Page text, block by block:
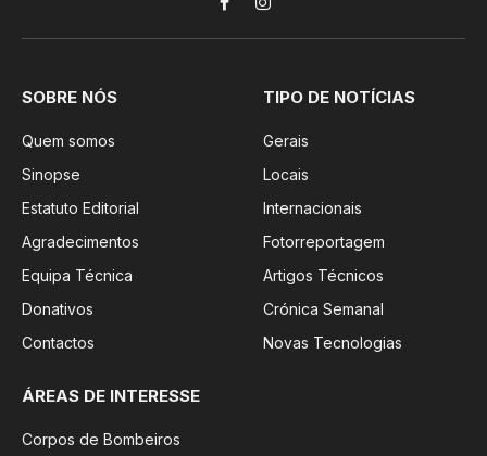
FacebookInstagram
SOBRE NÓS
Quem somos
Sinopse
Estatuto Editorial
Agradecimentos
Equipa Técnica
Donativos
Contactos
TIPO DE NOTÍCIAS
Gerais
Locais
Internacionais
Fotorreportagem
Artigos Técnicos
Crónica Semanal
Novas Tecnologias
ÁREAS DE INTERESSE
Corpos de Bombeiros